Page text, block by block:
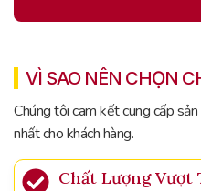
VÌ SAO NÊN CHỌN
Chúng tôi cam kết cung cấp
nhất cho khách hàng.
Chất Lượng Vượt